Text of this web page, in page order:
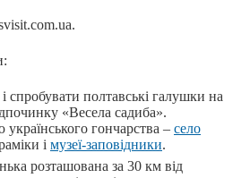
спробувати полтавські галушки на
«Весела садиба».
українського гончарства – село
і музеї-заповідники.
розташована за 30 км від